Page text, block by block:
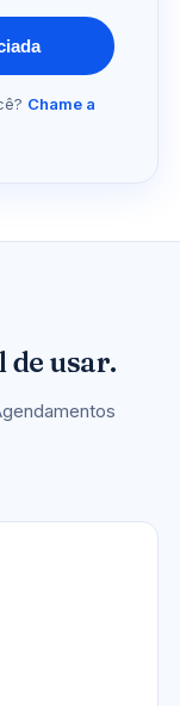
Chame a
de usar.